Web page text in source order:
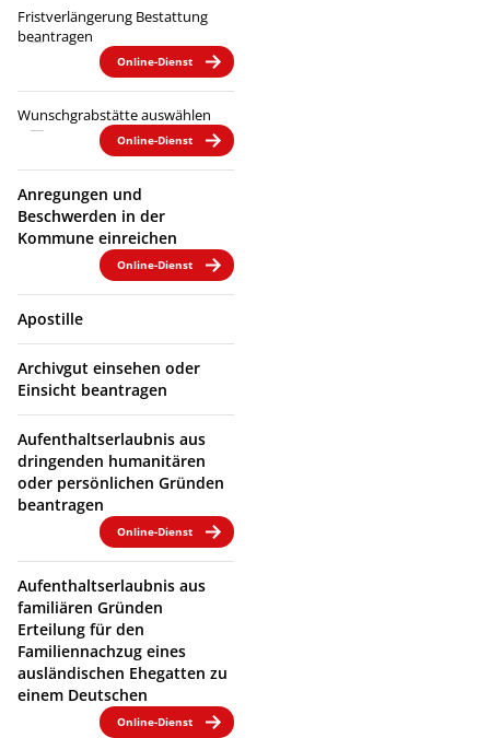
Fristverlängerung Bestattung
beantragen
Online-Dienst
Wunschgrabstätte auswählen
Online-Dienst
Anregungen und
Beschwerden in der
Kommune einreichen
Online-Dienst
Apostille
Archivgut einsehen oder
Einsicht beantragen
Aufenthaltserlaubnis aus
dringenden humanitären
oder persönlichen Gründen
beantragen
Online-Dienst
Aufenthaltserlaubnis aus
familiären Gründen
Erteilung für den
Familiennachzug eines
ausländischen Ehegatten zu
einem Deutschen
Online-Dienst